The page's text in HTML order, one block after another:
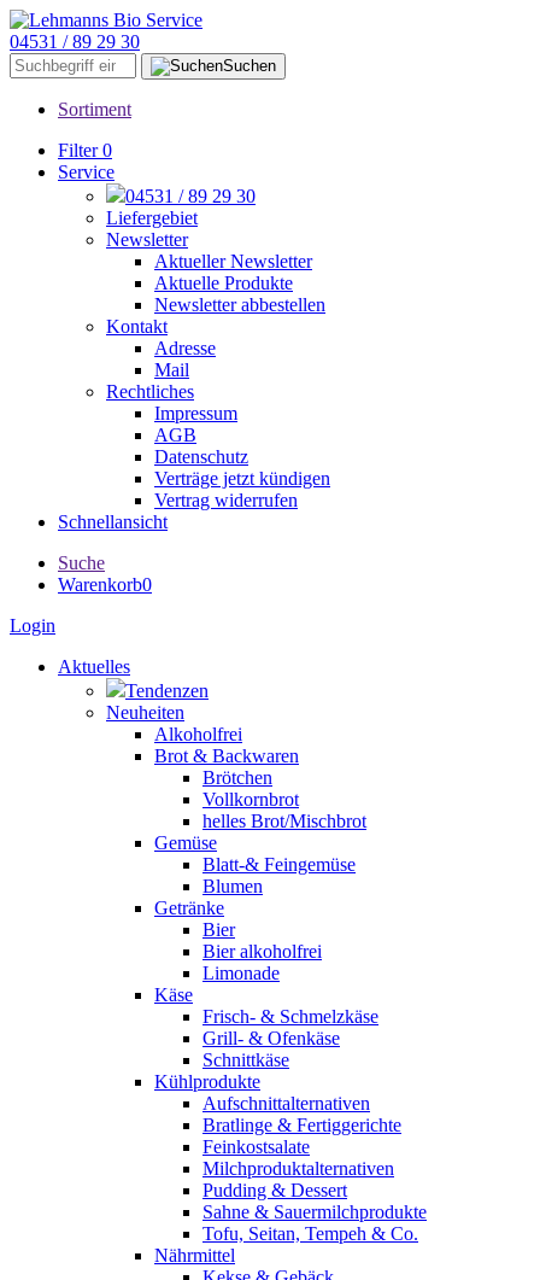
04531 / 89 29 30
Suchen
Sortiment
Filter 0
Service
04531 / 89 29 30
Liefergebiet
Newsletter
Aktueller Newsletter
Aktuelle Produkte
Newsletter abbestellen
Kontakt
Adresse
Mail
Rechtliches
Impressum
AGB
Datenschutz
Verträge jetzt kündigen
Vertrag widerrufen
Schnellansicht
Suche
Warenkorb0
Login
Aktuelles
Tendenzen
Neuheiten
Alkoholfrei
Brot & Backwaren
Brötchen
Vollkornbrot
helles Brot/Mischbrot
Gemüse
Blatt-& Feingemüse
Blumen
Getränke
Bier
Bier alkoholfrei
Limonade
Käse
Frisch- & Schmelzkäse
Grill- & Ofenkäse
Schnittkäse
Kühlprodukte
Aufschnittalternativen
Bratlinge & Fertiggerichte
Feinkostsalate
Milchproduktalternativen
Pudding & Dessert
Sahne & Sauermilchprodukte
Tofu, Seitan, Tempeh & Co.
Nährmittel